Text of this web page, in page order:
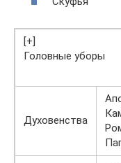
[+]
Головные уборы
Духовенства